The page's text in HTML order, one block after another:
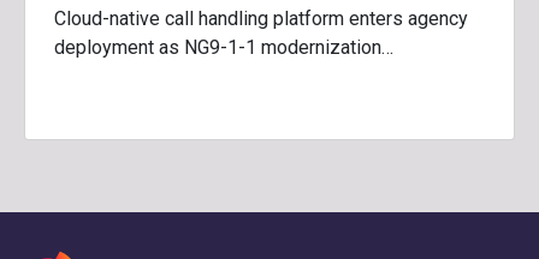
Cloud-native call handling platform enters agency
deployment as NG9-1-1 modernization…